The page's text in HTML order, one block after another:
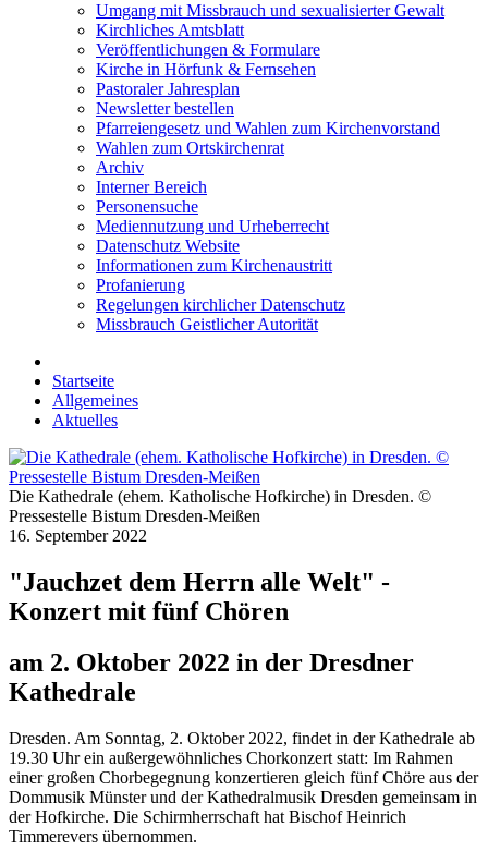
Umgang mit Missbrauch und sexualisierter Gewalt
Kirchliches Amtsblatt
Veröffentlichungen & Formulare
Kirche in Hörfunk & Fernsehen
Pastoraler Jahresplan
Newsletter bestellen
Pfarreiengesetz und Wahlen zum Kirchenvorstand
Wahlen zum Ortskirchenrat
Archiv
Interner Bereich
Personensuche
Mediennutzung und Urheberrecht
Datenschutz Website
Informationen zum Kirchenaustritt
Profanierung
Regelungen kirchlicher Datenschutz
Missbrauch Geistlicher Autorität
Startseite
Allgemeines
Aktuelles
Die Kathedrale (ehem. Katholische Hofkirche) in Dresden. ©
Pressestelle Bistum Dresden-Meißen
16. September 2022
"Jauchzet dem Herrn alle Welt" -
Konzert mit fünf Chören
am 2. Oktober 2022 in der Dresdner
Kathedrale
Dresden. Am Sonntag, 2. Oktober 2022, findet in der Kathedrale ab
19.30 Uhr ein außergewöhnliches Chorkonzert statt: Im Rahmen
einer großen Chorbegegnung konzertieren gleich fünf Chöre aus der
Dommusik Münster und der Kathedralmusik Dresden gemeinsam in
der Hofkirche. Die Schirmherrschaft hat Bischof Heinrich
Timmerevers übernommen.